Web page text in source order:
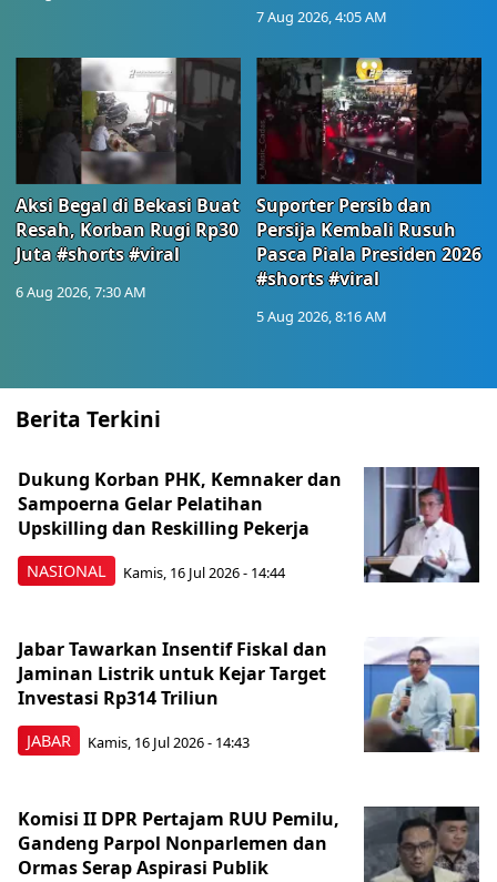
7 Aug 2026, 4:05 AM
Aksi Begal di Bekasi Buat
Resah, Korban Rugi Rp30
Juta #shorts #viral
6 Aug 2026, 7:30 AM
Suporter Persib dan
Persija Kembali Rusuh
Pasca Piala Presiden 2026
#shorts #viral
5 Aug 2026, 8:16 AM
Berita Terkini
NASIONAL
Dukung Korban PHK, Kemnaker dan
Sampoerna Gelar Pelatihan
Upskilling dan Reskilling Pekerja
Kamis, 16 Jul 2026 - 14:44
JABAR
Jabar Tawarkan Insentif Fiskal dan
Jaminan Listrik untuk Kejar Target
Investasi Rp314 Triliun
Kamis, 16 Jul 2026 - 14:43
Komisi II DPR Pertajam RUU Pemilu,
Gandeng Parpol Nonparlemen dan
Ormas Serap Aspirasi Publik